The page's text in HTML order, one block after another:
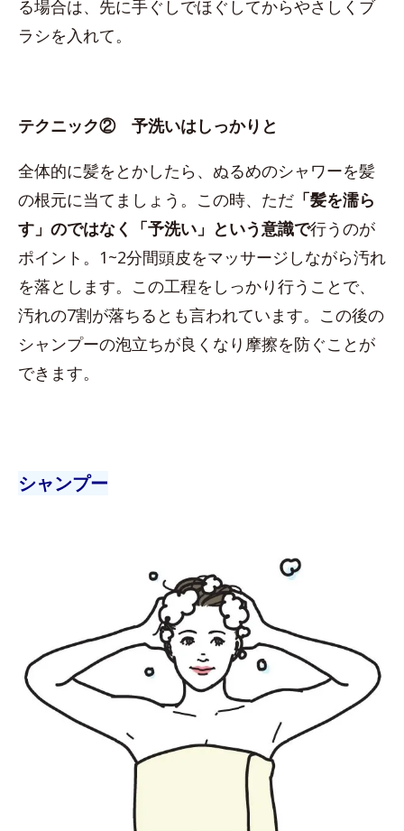
る場合は、先に手ぐしでほぐしてからやさしくブ
ラシを入れて。
テクニック② 予洗いはしっかりと
全体的に髪をとかしたら、ぬるめのシャワーを髪
の根元に当てましょう。この時、ただ 「髪を濡ら
す」のではなく「予洗い」という意識で行うのが
ポイント。1~2分間頭皮をマッサージしながら汚れ
を落とします。この工程をしっかり行うことで、
汚れの7割が落ちるとも言われています。この後の
シャンプーの泡立ちが良くなり摩擦を防ぐことが
できます。
シャンプー